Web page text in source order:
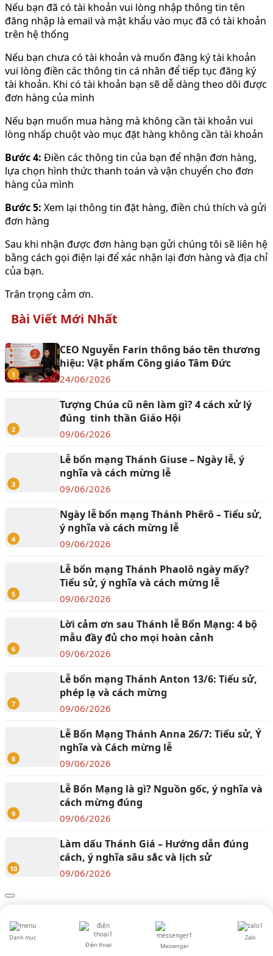
Nếu bạn đã có tài khoản vui lòng nhập thông tin tên
đăng nhập là email và mật khẩu vào mục đã có tài khoản
trên hệ thống
Nếu bạn chưa có tài khoản và muốn đăng ký tài khoản
vui lòng điền các thông tin cá nhân để tiếp tục đăng ký
tài khoản. Khi có tài khoản bạn sẽ dễ dàng theo dõi được
đơn hàng của mình
Nếu bạn muốn mua hàng mà không cần tài khoản vui
lòng nhấp chuột vào mục đặt hàng không cần tài khoản
Bước 4: Điền các thông tin của bạn để nhận đơn hàng,
lựa chọn hình thức thanh toán và vận chuyển cho đơn
hàng của mình
Bước 5: Xem lại thông tin đặt hàng, điền chú thích và gửi
đơn hàng
Sau khi nhận được đơn hàng bạn gửi chúng tôi sẽ liên hệ
bằng cách gọi điện lại để xác nhận lại đơn hàng và địa chỉ
của bạn.
Trân trọng cảm ơn.
Bài Viết Mới Nhất
1
CEO Nguyễn Farin thông báo tên thương
hiệu: Vật phẩm Công giáo Tâm Đức
24/06/2026
2
Tượng Chúa cũ nên làm gì? 4 cách xử lý
đúng tinh thần Giáo Hội
09/06/2026
3
Lễ bổn mạng Thánh Giuse – Ngày lễ, ý
nghĩa và cách mừng lễ
09/06/2026
4
Ngày lễ bổn mạng Thánh Phêrô – Tiểu sử,
ý nghĩa và cách mừng lễ
09/06/2026
5
Lễ bổn mạng Thánh Phaolô ngày mấy?
Tiểu sử, ý nghĩa và cách mừng lễ
09/06/2026
6
Lời cảm ơn sau Thánh lễ Bổn Mạng: 4 bộ
mẫu đầy đủ cho mọi hoàn cảnh
09/06/2026
7
Lễ bổn mạng Thánh Anton 13/6: Tiểu sử,
phép lạ và cách mừng
09/06/2026
8
Lễ Bổn Mạng Thánh Anna 26/7: Tiểu sử, Ý
nghĩa và Cách mừng lễ
09/06/2026
9
Lễ Bổn Mạng là gì? Nguồn gốc, ý nghĩa và
cách mừng đúng
09/06/2026
10
Làm dấu Thánh Giá – Hướng dẫn đúng
cách, ý nghĩa sâu sắc và lịch sử
09/06/2026
Thông số kỹ thuật
Danh mục
Điện thoại
Messenger
Zalo